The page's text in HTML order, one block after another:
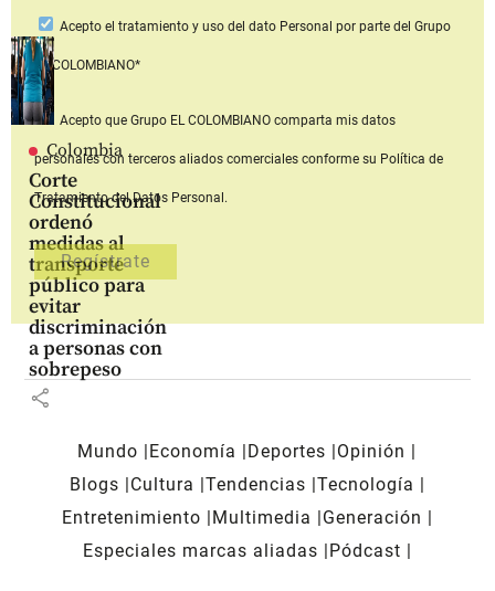
Colombia
Corte
Constitucional
ordenó
medidas al
transporte
público para
evitar
discriminación
a personas con
sobrepeso
share
Acepto el tratamiento y uso del dato Personal por parte del Grupo
EL COLOMBIANO*
Acepto que Grupo EL COLOMBIANOcomparta mis datos
personales con terceros aliados comerciales conforme su Política de
Tratamiento del Datos Personal.
Mundo Economía Deportes
Opinión
Blogs
Cultura Tendencias Tecnología
Entretenimiento
Multimedia
Generación
Especiales marcas aliadas
Pódcast